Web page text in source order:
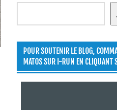
Rechercher
POUR SOUTENIR LE BLOG,
MATOS SUR I-RUN EN CLIQUANT